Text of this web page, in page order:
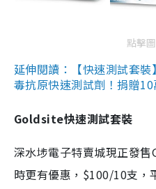
點擊
延伸閱讀：【快速測試套
毒抗原快速測試劑！捐贈
Goldsite快速測試套裝
深水埗電子特賣城現正發
時更有優惠，$100/10支，